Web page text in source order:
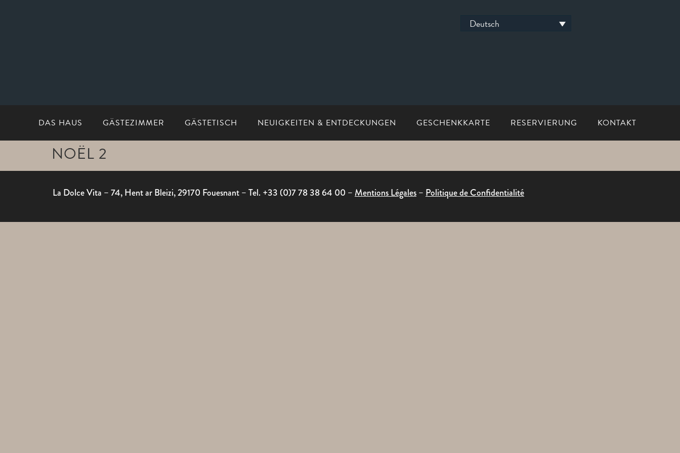
Deutsch
DAS HAUS GÄSTEZIMMER GÄSTETISCH NEUIGKEITEN & ENTDECKUNGEN GESCHENKKARTE RESERVIERUNG KONTAKT
NOËL 2
La Dolce Vita – 74, Hent ar Bleizi, 29170 Fouesnant – Tel. +33 (0)7 78 38 64 00 – Mentions Légales– Politique de Confidentialité